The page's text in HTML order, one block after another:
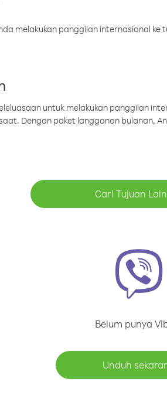
melakukan panggilan internasional
untuk melakukan panggilan
Dengan paket langganan bulanan,
Cari Tujuan
Belum punya
Unduh